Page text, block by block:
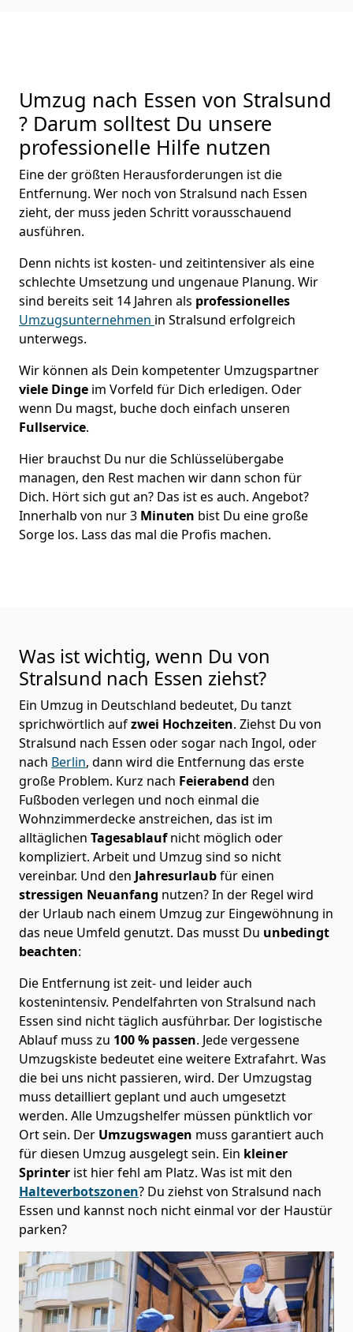
Umzug nach Essen von Stralsund
? Darum solltest Du unsere
professionelle Hilfe nutzen
Eine der größten Herausforderungen ist die
Entfernung. Wer noch von Stralsund nach Essen
zieht, der muss jeden Schritt vorausschauend
ausführen.
Denn nichts ist kosten- und zeitintensiver als eine
schlechte Umsetzung und ungenaue Planung. Wir
sind bereits seit 14 Jahren als professionelles
Umzugsunternehmen in Stralsund erfolgreich
unterwegs.
Wir können als Dein kompetenter Umzugspartner
viele Dinge im Vorfeld für Dich erledigen. Oder
wenn Du magst, buche doch einfach unseren
Fullservice.
Hier brauchst Du nur die Schlüsselübergabe
managen, den Rest machen wir dann schon für
Dich. Hört sich gut an? Das ist es auch. Angebot?
Innerhalb von nur 3 Minuten bist Du eine große
Sorge los. Lass das mal die Profis machen.
Was ist wichtig, wenn Du von
Stralsund nach Essen ziehst?
Ein Umzug in Deutschland bedeutet, Du tanzt
sprichwörtlich aufzwei Hochzeiten. Ziehst Du von
Stralsund nach Essen oder sogar nach Ingol, oder
nach Berlin, dann wird die Entfernung das erste
große Problem. Kurz nach Feierabend den
Fußboden verlegen und noch einmal die
Wohnzimmerdecke anstreichen, das ist im
alltäglichen Tagesablaufnicht möglich oder
kompliziert. Arbeit und Umzug sind so nicht
vereinbar. Und den Jahresurlaubfür einen
stressigen Neuanfang nutzen? In der Regel wird
der Urlaub nach einem Umzug zur Eingewöhnung in
das neue Umfeld genutzt. Das musst Du unbedingt
beachten:
Die Entfernung ist zeit- und leider auch
kostenintensiv. Pendelfahrten von Stralsund nach
Essen sind nicht täglich ausführbar. Der logistische
Ablauf muss zu 100 % passen. Jede vergessene
Umzugskiste bedeutet eine weitere Extrafahrt. Was
die bei uns nicht passieren, wird. Der Umzugstag
muss detailliert geplant und auch umgesetzt
werden. Alle Umzugshelfer müssen pünktlich vor
Ort sein. Der Umzugswagen muss garantiert auch
für diesen Umzug ausgelegt sein. Ein kleiner
Sprinter ist hier fehl am Platz. Was ist mit den
Halteverbotszonen? Du ziehst von Stralsund nach
Essen und kannst noch nicht einmal vor der Haustür
parken?